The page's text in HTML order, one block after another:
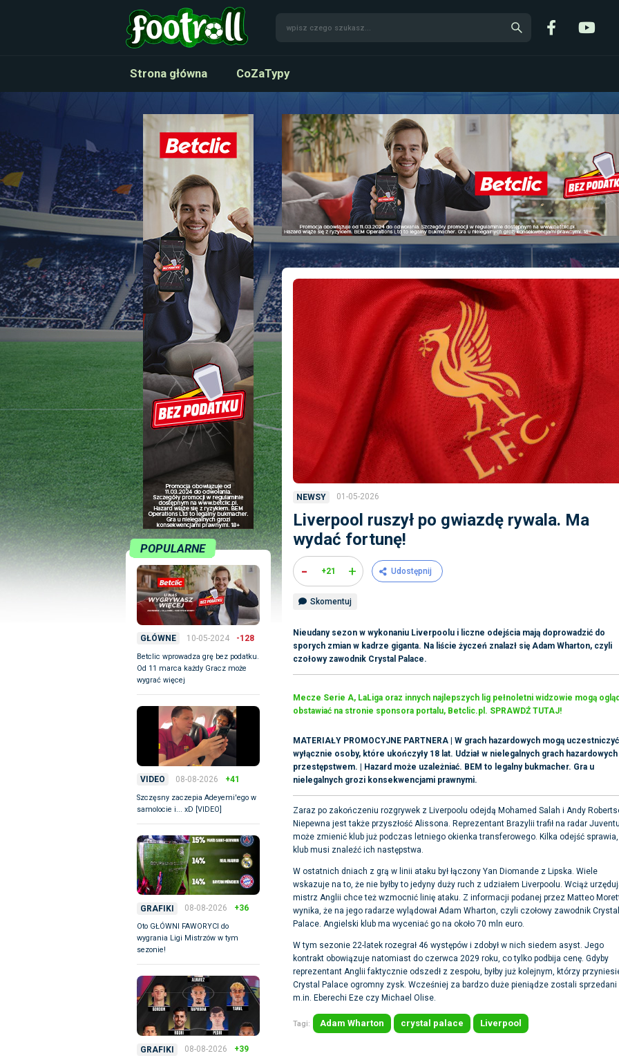
Strona główna CoZaTypy
POPULARNE
GŁÓWNE 10-05-2024 -128
Betclic wprowadza grę bez podatku.
Od 11 marca każdy Gracz może
wygrać więcej
VIDEO 08-08-2026 +41
Szczęsny zaczepia Adeyemi'ego w
samolocie i... xD [VIDEO]
GRAFIKI 08-08-2026 +36
Oto GŁÓWNI FAWORYCI do
wygrania Ligi Mistrzów w tym
sezonie!
GRAFIKI 08-08-2026 +39
NEWSY 01-05-2026
Liverpool ruszył po gwiazdę rywala. Ma
wydać fortunę!
- +21 + Udostępnij
Skomentuj
Nieudany sezon w wykonaniu Liverpoolu i liczne odejścia mają doprowadzić do
sporych zmian w kadrze giganta. Na liście życzeń znalazł się Adam Wharton, czyli
czołowy zawodnik Crystal Palace.
Mecze Serie A, LaLiga oraz innych najlepszych lig pełnoletni widzowie mogą
obstawiać na stronie sponsora portalu, Betclic.pl. SPRAWDŹ TUTAJ!
MATERIAŁY PROMOCYJNE PARTNERA | W grach hazardowych mogą uczestniczyć
wyłącznie osoby, które ukończyły 18 lat. Udział w nielegalnych grach
przestępstwem. | Hazard może uzależniać. BEM to legalny bukmacher. Gra u
nielegalnych grozi konsekwencjami prawnymi.
Zaraz po zakończeniu rozgrywek z Liverpoolu odejdą Mohamed Salah i Andy
Niepewna jest także przyszłość Alissona. Reprezentant Brazylii trafił na radar
może zmienić klub już podczas letniego okienka transferowego. Kilka odejść
klub musi znaleźć ich następstwa.
W ostatnich dniach z grą w linii ataku był łączony Yan Diomande z Lipska. Wiele
wskazuje na to, że nie byłby to jedyny duży ruch z udziałem Liverpoolu. Wciąż
mistrz Anglii chce też wzmocnić linię ataku. Z informacji podanej przez Matteo
wynika, że na jego radarze wylądował Adam Wharton, czyli czołowy zawodnik Crystal
Palace. Angielski klub ma wyceniać go na około 70 mln euro.
W tym sezonie 22-latek rozegrał 46 występów i zdobył w nich siedem asyst. Jego
kontrakt obowiązuje natomiast do czerwca 2029 roku, co tylko podbija cenę. Gdyby
reprezentant Anglii faktycznie odszedł z zespołu, byłby już kolejnym, którzy
Crystal Palace ogromny zysk. Wcześniej za bardzo duże pieniądze zostali sprzedani
m.in. Eberechi Eze czy Michael Olise.
Tagi: Adam Wharton crystal palace Liverpool